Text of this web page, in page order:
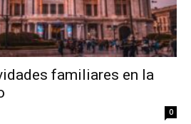
familiares en la
0